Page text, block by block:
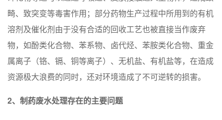
畸、致突变等毒害作用；部分药物生产过程中所用到的有机
溶剂及催化剂由于没有合适的回收工艺也被直接当作废弃
物，如酚类化合物、苯系物、卤代烃、苯胺类化合物、重金
属离子（铬、镉、铜等离子）、无机盐、有机盐等，在造成
资源极大浪费的同时，还对环境造成了不可逆转的损害。
2、制药废水处理存在的主要问题